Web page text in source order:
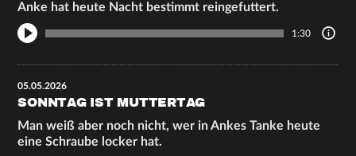
Anke hat heute Nacht bestimmt reingefuttert.
1:30
05.05.2026
SONNTAG IST MUTTERTAG
Man weiß aber noch nicht, wer in Ankes Tanke heute
eine Schraube locker hat.